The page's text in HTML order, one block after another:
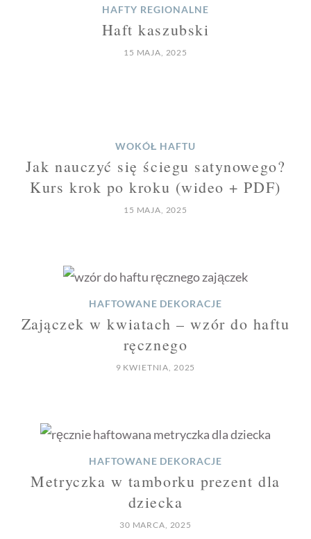
HAFTY REGIONALNE
Haft kaszubski
15 MAJA, 2025
WOKÓŁ HAFTU
Jak nauczyć się ściegu satynowego?
Kurs krok po kroku (wideo + PDF)
15 MAJA, 2025
HAFTOWANE DEKORACJE
Zajączek w kwiatach – wzór do haftu
ręcznego
9 KWIETNIA, 2025
HAFTOWANE DEKORACJE
Metryczka w tamborku prezent dla
dziecka
30 MARCA, 2025